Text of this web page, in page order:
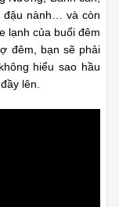
đậu nành… và còn
lạnh của buổi đêm
đêm, bạn sẽ phải
hiểu sao hầu
lên.